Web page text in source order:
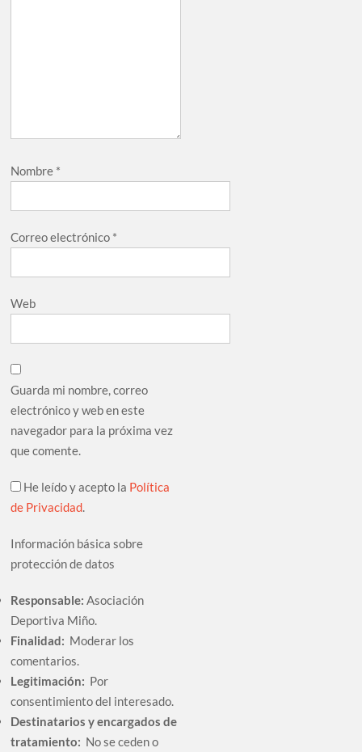
Nombre *
Correo electrónico *
Web
Guarda mi nombre, correo
electrónico y web en este
navegador para la próxima vez
que comente.
He leído y acepto la Política
de Privacidad
Información básica sobre
protección de datos
Responsable: Asociación
Deportiva Miño.
Finalidad: Moderar los
comentarios.
Legitimación: Por
consentimiento del interesado.
Destinatarios y encargados de
tratamiento: No se ceden o